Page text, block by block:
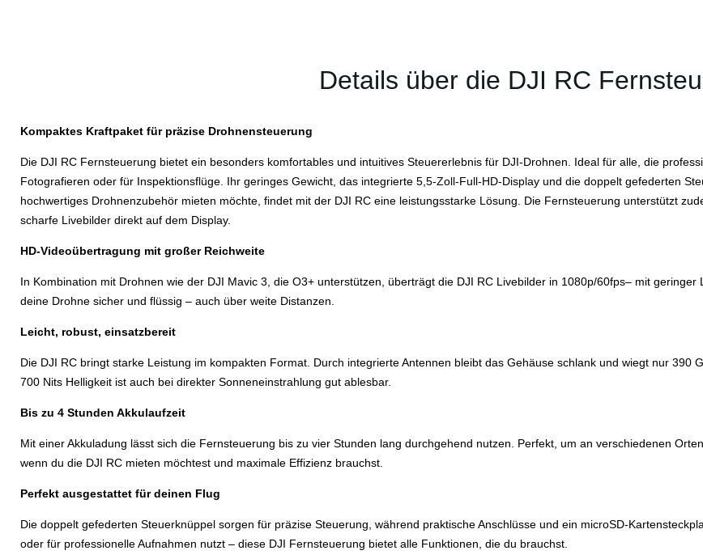
Details über die DJI RC
Kompaktes Kraftpaket für präzise Drohnensteuerung
Die DJI RC Fernsteuerung bietet ein besonders komfortables und intuitives Steuererlebnis für DJI-Drohnen. Ideal für alle, die
Fotografieren oder für Inspektionsflüge. Ihr geringes Gewicht, das integrierte 5,5-Zoll-Full-HD-Display und die doppelt gefederten
hochwertiges Drohnenzubehör mieten möchte, findet mit der DJI RC eine leistungsstarke Lösung. Die Fernsteuerung unterstützt
scharfe Livebilder direkt auf dem Display.
HD-Videoübertragung mit großer Reichweite
In Kombination mit Drohnen wie der DJI Mavic 3, die O3+ unterstützen, überträgt die DJI RC Livebilder in 1080p/60fps– mit
deine Drohne sicher und flüssig – auch über weite Distanzen.
Leicht, robust, einsatzbereit
Die DJI RC bringt starke Leistung im kompakten Format. Durch integrierte Antennen bleibt das Gehäuse schlank und wiegt nur 390
700 Nits Helligkeit ist auch bei direkter Sonneneinstrahlung gut ablesbar.
Bis zu 4 Stunden Akkulaufzeit
Mit einer Akkuladung lässt sich die Fernsteuerung bis zu vier Stunden lang durchgehend nutzen. Perfekt, um an verschiedenen
wenn du die DJI RC mieten möchtest und maximale Effizienz brauchst.
Perfekt ausgestattet für deinen Flug
Die doppelt gefederten Steuerknüppel sorgen für präzise Steuerung, während praktische Anschlüsse und ein microSD-
oder für professionelle Aufnahmen nutzt – diese DJI Fernsteuerung bietet alle Funktionen, die du brauchst.